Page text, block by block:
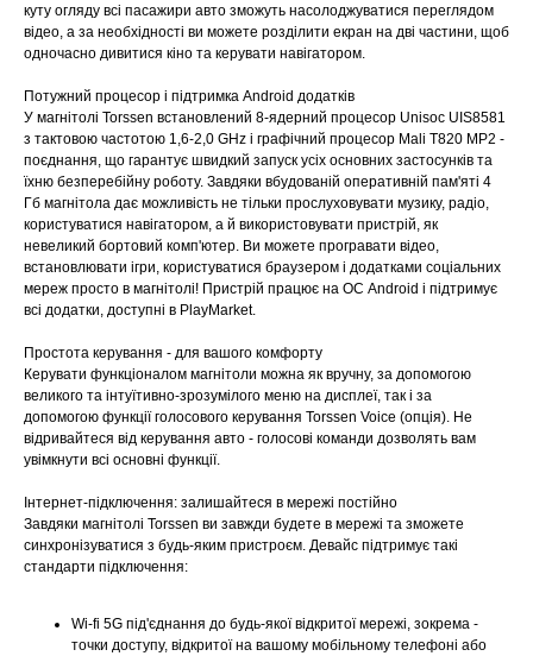
куту огляду всі пасажири авто зможуть насолоджуватися переглядом
відео, а за необхідності ви можете розділити екран на дві частини, щоб
одночасно дивитися кіно та керувати навігатором.
Потужний процесор і підтримка Android додатків
У магнітолі Torssen встановлений 8-ядерний процесор Unisoc UIS8581
з тактовою частотою 1,6-2,0 GHz і графічний процесор Mali T820 MP2 -
поєднання, що гарантує швидкий запуск усіх основних застосунків та
їхню безперебійну роботу. Завдяки вбудованій оперативній пам'яті 4
Гб магнітола дає можливість не тільки прослуховувати музику, радіо,
користуватися навігатором, а й використовувати пристрій, як
невеликий бортовий комп'ютер. Ви можете програвати відео,
встановлювати ігри, користуватися браузером і додатками соціальних
мереж просто в магнітолі! Пристрій працює на ОС Android і підтримує
всі додатки, доступні в PlayMarket.
Простота керування - для вашого комфорту
Керувати функціоналом магнітоли можна як вручну, за допомогою
великого та інтуїтивно-зрозумілого меню на дисплеї, так і за
допомогою функції голосового керування Torssen Voice (опція). Не
відривайтеся від керування авто - голосові команди дозволять вам
увімкнути всі основні функції.
Інтернет-підключення: залишайтеся в мережі постійно
Завдяки магнітолі Torssen ви завжди будете в мережі та зможете
синхронізуватися з будь-яким пристроєм. Девайс підтримує такі
стандарти підключення:
Wi-fi 5G під'єднання до будь-якої відкритої мережі, зокрема -
точки доступу, відкритої на вашому мобільному телефоні або